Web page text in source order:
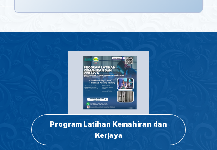
Program Latihan Kemahiran dan
Kerjaya